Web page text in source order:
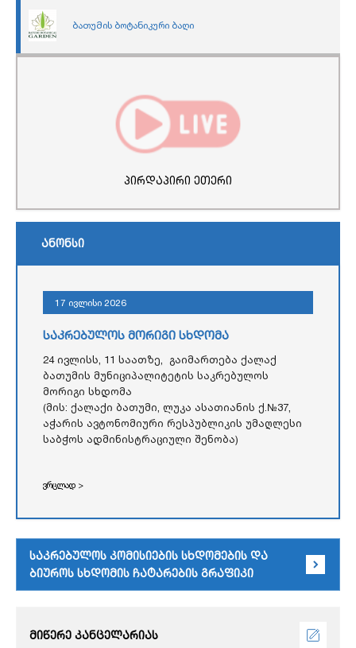
ბათუმის ბოტანიკური ბაღი
პირდაპირი ეთერი
ანონსი
17 ივლისი 2026
საკრებულოს მორიგი სხდომა
24 ივლისს, 11 საათზე, გაიმართება ქალაქ
ბათუმის მუნიციპალიტეტის საკრებულოს
მორიგი სხდომა
(მის: ქალაქი ბათუმი, ლუკა ასათიანის ქ.№37,
აჭარის ავტონომიური რესპუბლიკის უმაღლესი
საბჭოს ადმინისტრაციული შენობა)
ვრცლად >
საკრებულოს კომისიების სხდომების და
ბიუროს სხდომის ჩატარების გრაფიკი
მიწერე კანცელარიას